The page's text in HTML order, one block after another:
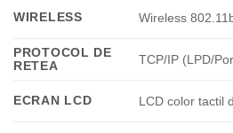
WIRELESS Wireless
PROTOCOL DE
RETEA
TCP/IP (LPD/
ECRAN LCD LCD color tactil